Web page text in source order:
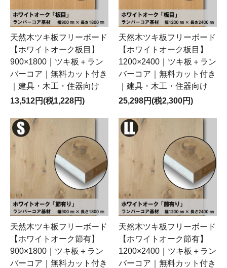
天然木ツキ板フリーボード
【ホワイトオーク板目】
900×1800｜ツキ板＋ラン
バーコア｜無料カット付き
｜建具・木工・住器向け
13,512円(税1,228円)
天然木ツキ板フリーボード
【ホワイトオーク板目】
1200×2400｜ツキ板＋ラン
バーコア｜無料カット付き
｜建具・木工・住器向け
25,298円(税2,300円)
天然木ツキ板フリーボード
【ホワイトオーク節有】
900×1800｜ツキ板＋ラン
バーコア｜無料カット付き
天然木ツキ板フリーボード
【ホワイトオーク節有】
1200×2400｜ツキ板＋ラン
バーコア｜無料カット付き